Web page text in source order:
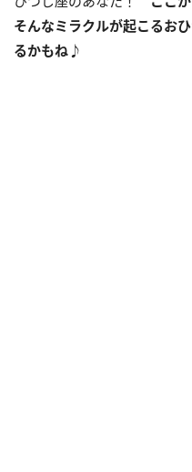
そんなミラクルが起こるお
るかもね♪